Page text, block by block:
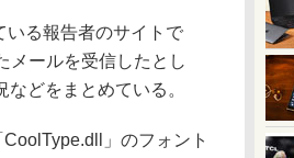
る報告者のサイトで
メールを受信したとし
どをまとめている。
」のフォント